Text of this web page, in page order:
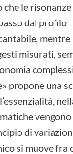
che le
dal profilo
misurati,
propone una
di
si muove fra